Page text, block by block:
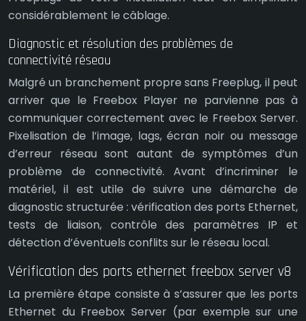
considérablement le câblage.
Diagnostic et résolution des problèmes de
connectivité réseau
Malgré un branchement propre sans Freeplug, il peut
arriver que le Freebox Player ne parvienne pas à
communiquer correctement avec le Freebox Server.
Pixelisation de l’image, lags, écran noir ou message
d’erreur réseau sont autant de symptômes d’un
problème de connectivité. Avant d’incriminer le
matériel, il est utile de suivre une démarche de
diagnostic structurée : vérification des ports Ethernet,
tests de liaison, contrôle des paramètres IP et
détection d’éventuels conflits sur le réseau local.
Vérification des ports ethernet freebox server v8
La première étape consiste à s’assurer que les ports
Ethernet du Freebox Server (par exemple sur une